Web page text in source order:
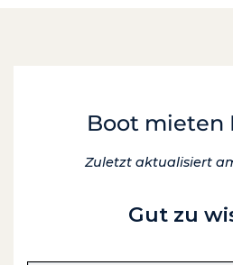
Boot mieten
Zuletzt aktualisiert
Gut zu